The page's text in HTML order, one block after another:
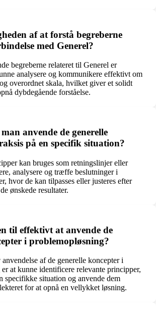
af at forstå begreberne
med Generel?
begreberne relateret til Generel er
analysere og kommunikere effektivt om
overordnet skala, hvilket giver et solidt
dybdegående forståelse.
anvende de generelle
på en specifik situation?
kan bruges som retningslinjer eller
analysere og træffe beslutninger i
hvor de kan tilpasses eller justeres efter
ønskede resultater.
til effektivt at anvende de
i problemopløsning?
af de generelle koncepter i
at kunne identificere relevante principper,
specifikke situation og anvende dem
for at opnå en vellykket løsning.